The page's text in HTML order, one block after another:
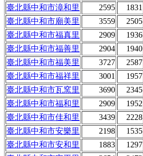
臺北縣中和市漳和里
2595 1831
臺北縣中和市廟美里
3559 2505
臺北縣中和市福真里
2909 1936
臺北縣中和市福善里
2904 1940
臺北縣中和市福美里
3727 2587
臺北縣中和市福祥里
3001 1957
臺北縣中和市瓦窯里
3690 2345
臺北縣中和市福和里
2909 1952
臺北縣中和市佳和里
3439 2228
臺北縣中和市安樂里
2198 1535
臺北縣中和市安和里
1883 1297